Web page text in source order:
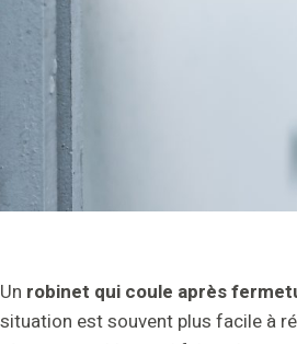
Un robinet qui coule après
situation est souvent plus facile à